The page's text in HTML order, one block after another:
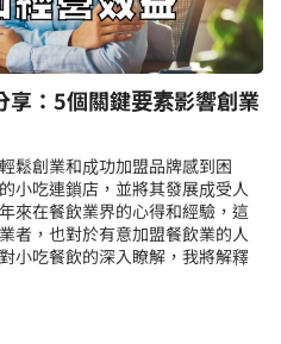
享：5個關鍵要素影響創業
鬆創業和成功加盟品牌感到困
小吃連鎖店，並將其發展成受人
來在餐飲業界的心得和經驗，這
者，也對於有意加盟餐飲業的人
小吃餐飲的深入瞭解，我將解釋